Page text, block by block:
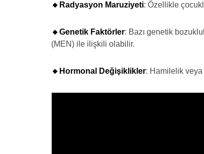
🔸Radyasyon Maruziyeti: Özellikle
🔸Genetik Faktörler: Bazı genetik
(MEN) ile ilişkili olabilir.
🔸Hormonal Değişiklikler: Hamilelik veya